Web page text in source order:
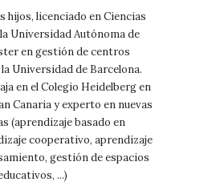
hijos, licenciado en Ciencias
Universidad Autónoma de
en gestión de centros
Universidad de Barcelona.
en el Colegio Heidelberg en
Canaria y experto en nuevas
(aprendizaje basado en
cooperativo, aprendizaje
gestión de espacios
...)